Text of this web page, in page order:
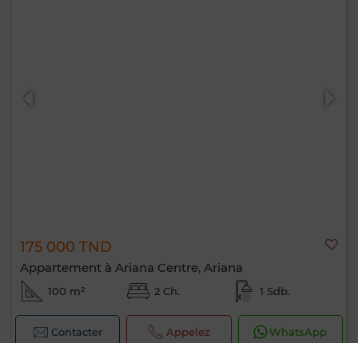
175 000 TND
Appartement à Ariana Centre, Ariana
100 m² 2 Ch. 1 Sdb.
Contacter Appelez WhatsApp